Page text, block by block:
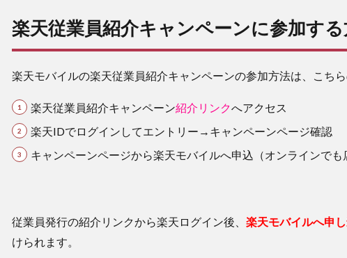
楽天
IDで
イン
トリ
ー→
ンペ
認
2.3
楽天従業員紹介キャンペーンに参加す
楽天モバイルの楽天従業員紹介キャンペーンの参加方法は、こちら
楽天従業員紹介キャンペーン紹介リンクへアクセス
楽天IDでログインしてエントリー→キャンペーンページ確認
キャンペーンページから楽天モバイルへ申込（オンラインでも
従業員発行の紹介リンクから楽天ログイン後、 楽天モバイルへ申
けられます。